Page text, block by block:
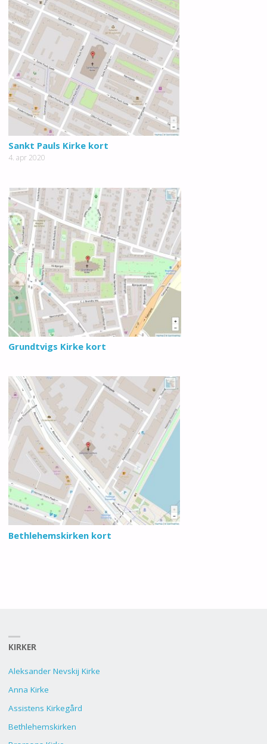
Sankt Pauls Kirke kort
4. apr 2020
Grundtvigs Kirke kort
Bethlehemskirken kort
KIRKER
Aleksander Nevskij Kirke
Anna Kirke
Assistens Kirkegård
Bethlehemskirken